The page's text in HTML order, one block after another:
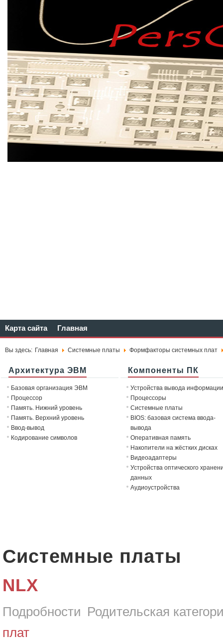
Карта сайта Главная
Вы здесь: Главная Системные платы Формфакторы системных плат
Архитектура ЭВМ
Базовая организация ЭВМ
Процессор
Память. Нижний уровень
Память. Верхний уровень
Ввод-вывод
Кодирование символов
Компоненты ПК
Устройства вывода информации
Процессоры
Системные платы
BIOS: базовая система ввода-
вывода
Оперативная память
Накопители на жёстких дисках
Видеоадаптеры
Устройства оптического
данных
Аудиоустройства
Системные платы
NLX
Подробности Родительская
плат